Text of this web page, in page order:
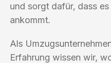
und sorgt dafür, dass
ankommt.
Als
Erfahrung wissen wir,